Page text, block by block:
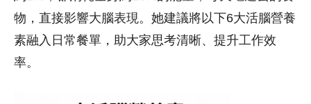
物，直接影響大腦表現。她建議將以下6大活腦營養
素融入日常餐單，助大家思考清晰、提升工作效
率。